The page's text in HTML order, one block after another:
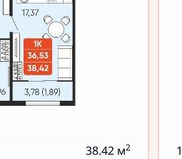
38.42 м2